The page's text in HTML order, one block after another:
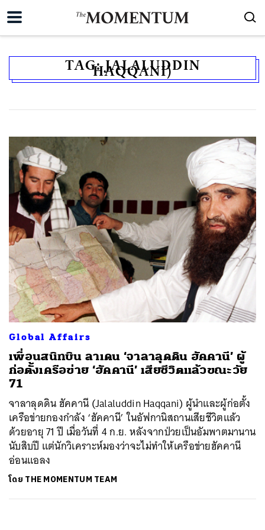
TAG:JALALUDDIN
HAQQANI)
Global Affairs
เพื่อนสนิทบิน ลาเดน ‘จาลาลุดดิน ฮัคคานี’ ผู้
ก่อตั้งเครือข่าย ‘ฮัคคานี’ เสียชีวิตแล้วขณะวัย
71
จาลาลุดดิน ฮัคคานี (Jalaluddin Haqqani) ผู้นำและผู้ก่อตั้ง
เครือข่ายกองกำลัง ‘ฮัคคานี’ ในอัฟกานิสถานเสียชีวิตแล้ว
ด้วยอายุ 71 ปี เมื่อวันที่ 4 ก.ย. หลังจากป่วยเป็นอัมพาตมานาน
นับสิบปี แต่นักวิเคราะห์มองว่าจะไม่ทำให้เครือข่ายฮัคคานี
อ่อนแอลง
โดย THE MOMENTUM TEAM
ค้นหา